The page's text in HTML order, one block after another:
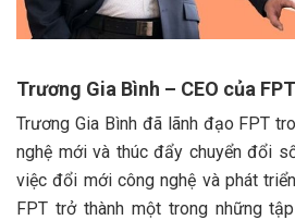
Trương Gia Bình – CEO của
Trương Gia Bình đã lãnh đạo FPT
nghệ mới và thúc đẩy chuyển đổi
việc đổi mới công nghệ và phát
FPT trở thành một trong những